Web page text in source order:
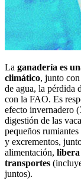
La ganadería es
climático, junto
de agua, la pérdida
con la FAO. Es
efecto invernadero
digestión de las
pequeños
y excrementos,
alimentación, libera
transportes
juntos).